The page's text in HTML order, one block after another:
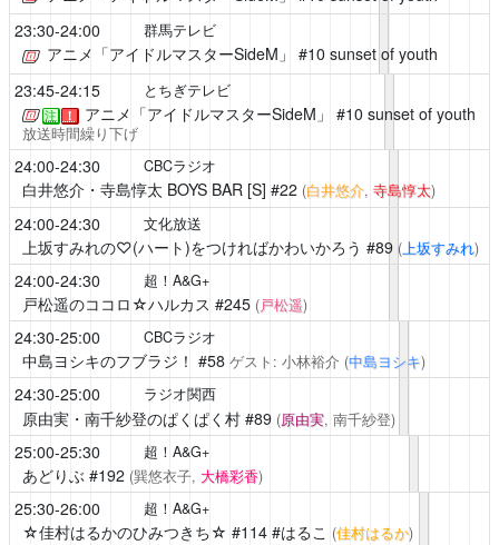
23:30-24:00
群馬テレビ
アニメ「アイドルマスターSideM」 #10 sunset of youth
23:45-24:15
とちぎテレビ
注 ！ アニメ「アイドルマスターSideM」 #10 sunset of youth
放送時間繰り下げ
24:00-24:30 CBCラジオ
白井悠介・寺島惇太 BOYS BAR [S] #22 (白井悠介, 寺島惇太)
24:00-24:30 文化放送
上坂すみれの♡(ハート)をつければかわいかろう #89 (上坂すみれ)
24:00-24:30 超！A&G+
戸松遥のココロ☆ハルカス #245 (戸松遥)
24:30-25:00 CBCラジオ
中島ヨシキのフブラジ！ #58 ゲスト: 小林裕介 (中島ヨシキ)
24:30-25:00 ラジオ関西
原由実・南千紗登のぱくぱく村#89 (原由実, 南千紗登)
25:00-25:30 超！A&G+
あどりぶ #192 (巽悠衣子, 大橋彩香)
25:30-26:00 超！A&G+
☆佳村はるかのひみつきち☆ #114 #はるこ (佳村はるか)